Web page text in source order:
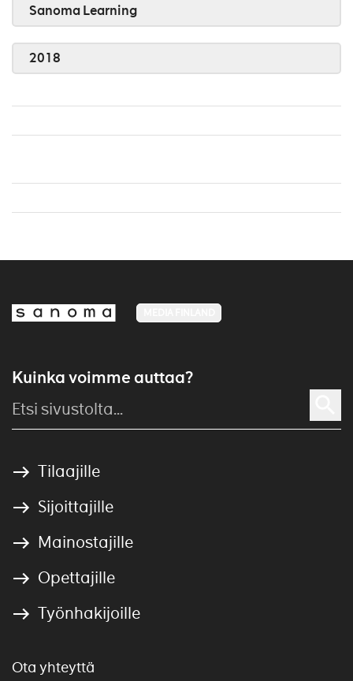
Sanoma Learning
2018
Kuinka voimme auttaa?
Tilaajille
Sijoittajille
Mainostajille
Opettajille
Työnhakijoille
Ota yhteyttä